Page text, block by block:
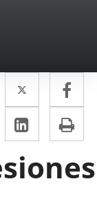
Twitter
Enlace
a
una
externa.
a
LinkedIn
Enlace
a
una